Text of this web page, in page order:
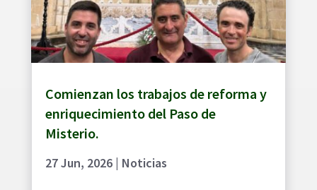
Comienzan los trabajos de reforma y
enriquecimiento del Paso de
Misterio.
27 Jun, 2026| Noticias